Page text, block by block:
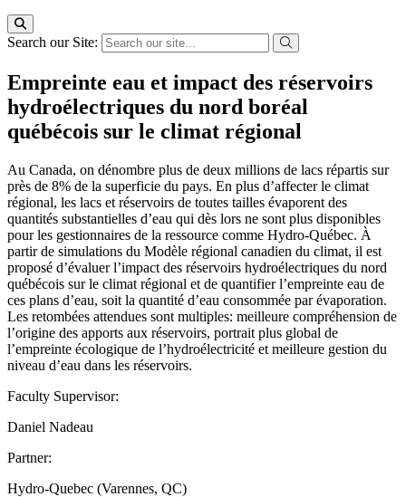
Search our Site:
Empreinte eau et impact des réservoirs
hydroélectriques du nord boréal
québécois sur le climat régional
Au Canada, on dénombre plus de deux millions de lacs répartis sur
près de 8% de la superficie du pays. En plus d’affecter le climat
régional, les lacs et réservoirs de toutes tailles évaporent des
quantités substantielles d’eau qui dès lors ne sont plus disponibles
pour les gestionnaires de la ressource comme Hydro-Québec. À
partir de simulations du Modèle régional canadien du climat, il est
proposé d’évaluer l’impact des réservoirs hydroélectriques du nord
québécois sur le climat régional et de quantifier l’empreinte eau de
ces plans d’eau, soit la quantité d’eau consommée par évaporation.
Les retombées attendues sont multiples: meilleure compréhension de
l’origine des apports aux réservoirs, portrait plus global de
l’empreinte écologique de l’hydroélectricité et meilleure gestion du
niveau d’eau dans les réservoirs.
Faculty Supervisor:
Daniel Nadeau
Partner:
Hydro-Quebec (Varennes, QC)